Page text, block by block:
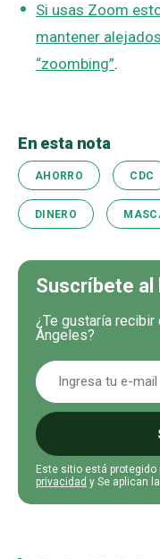
Si usas Zoom
mantener
“zoombing”.
En esta nota
AHORRO CDC
DINERO
Suscríbete al
¿Te gustaría
Ángeles?
Este sitio está protegido
privacidad y Se aplican